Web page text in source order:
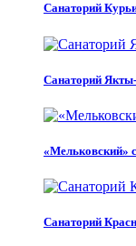
Санаторий
Санаторий
«Мельковский»
Санаторий